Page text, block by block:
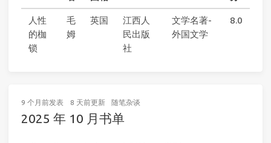
人性
的枷
锁
毛
姆
英国
江西人
民出版
社
文学名著-
外国文学
8.0
9 个月前发表 8 天前更新 随笔杂谈
2025 年 10 月书单